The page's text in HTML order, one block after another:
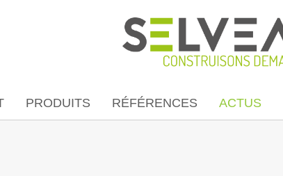
PRODUITS RÉFÉRENCES ACTUS